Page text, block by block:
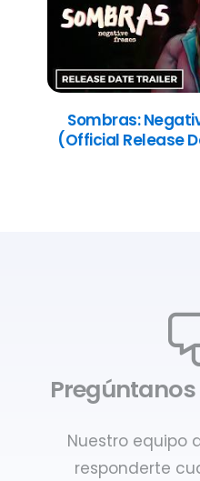
Sombras:
(Official Release
Nuestro equipo
responderte